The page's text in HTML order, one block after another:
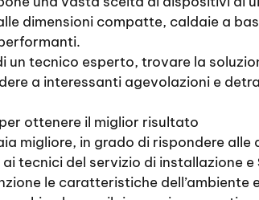
dimensioni compatte, caldaie a
un tecnico esperto, trovare la
a interessanti agevolazioni e
ottenere il miglior risultato
migliore, in grado di rispondere
tecnici del servizio di installazione e
le caratteristiche